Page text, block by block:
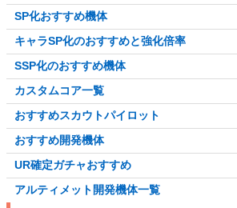
SP化おすすめ機体
キャラSP化のおすすめと強化倍率
SSP化のおすすめ機体
カスタムコア一覧
おすすめスカウトパイロット
おすすめ開発機体
UR確定ガチャおすすめ
アルティメット開発機体一覧